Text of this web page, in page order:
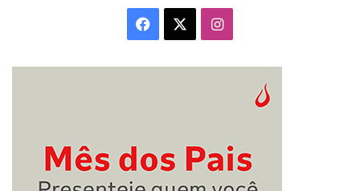
Facebook Instagram